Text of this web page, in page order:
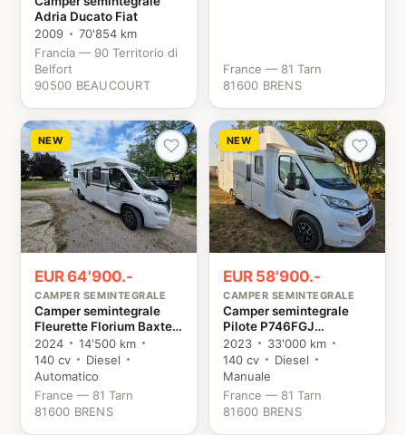
Adria Ducato Fiat
2009
70'854 km
Francia — 90 Territorio di
Belfort
90500 BEAUCOURT
France — 81 Tarn
81600 BRENS
NEW
EUR 64'900.-
CAMPER SEMINTEGRALE
Camper semintegrale
Fleurette Florium Baxter
64 LDF Fiat
2024
14'500 km
140 cv
Diesel
Automatico
France — 81 Tarn
81600 BRENS
NEW
EUR 58'900.-
CAMPER SEMINTEGRALE
Camper semintegrale
Pilote P746FGJ
Evidence Citroën
2023
33'000 km
140 cv
Diesel
Manuale
France — 81 Tarn
81600 BRENS